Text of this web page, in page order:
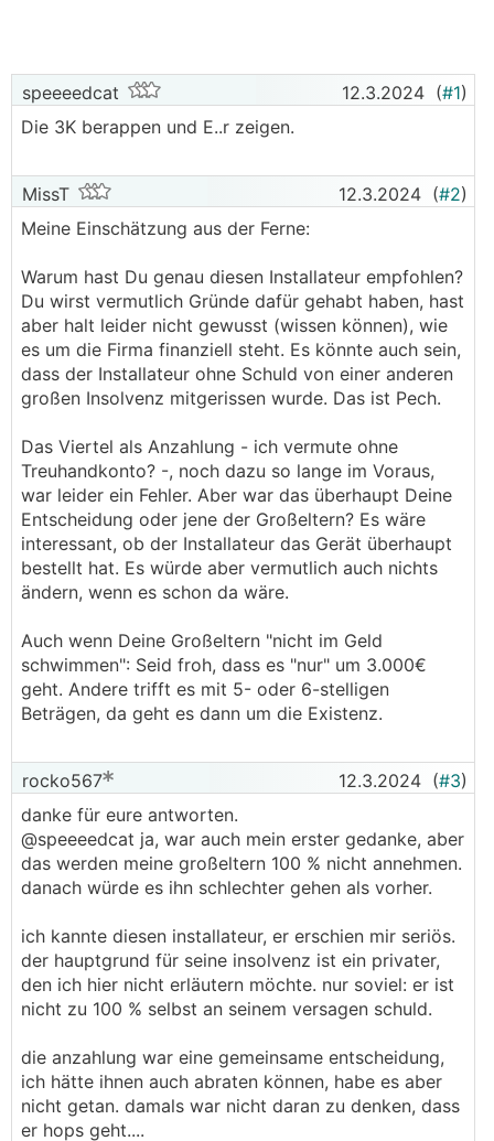
speeeedcat 12.3.2024 (#1)
Die 3K berappen und E..r zeigen.
MissT 12.3.2024 (#2)
Meine Einschätzung aus der Ferne:
Warum hast Du genau diesen Installateur empfohlen?
Du wirst vermutlich Gründe dafür gehabt haben, hast
aber halt leider nicht gewusst (wissen können), wie
es um die Firma finanziell steht. Es könnte auch sein,
dass der Installateur ohne Schuld von einer anderen
großen Insolvenz mitgerissen wurde. Das ist Pech.
Das Viertel als Anzahlung - ich vermute ohne
Treuhandkonto? -, noch dazu so lange im Voraus,
war leider ein Fehler. Aber war das überhaupt Deine
Entscheidung oder jene der Großeltern? Es wäre
interessant, ob der Installateur das Gerät überhaupt
bestellt hat. Es würde aber vermutlich auch nichts
ändern, wenn es schon da wäre.
Auch wenn Deine Großeltern "nicht im Geld
schwimmen": Seid froh, dass es "nur" um 3.000€
geht. Andere trifft es mit 5- oder 6-stelligen
Beträgen, da geht es dann um die Existenz.
rocko567 12.3.2024 (#3)
danke für eure antworten.
@speeeedcat ja, war auch mein erster gedanke, aber
das werden meine großeltern 100 % nicht annehmen.
danach würde es ihn schlechter gehen als vorher.
ich kannte diesen installateur, er erschien mir seriös.
der hauptgrund für seine insolvenz ist ein privater,
den ich hier nicht erläutern möchte. nur soviel: er ist
nicht zu 100 % selbst an seinem versagen schuld.
die anzahlung war eine gemeinsame entscheidung,
ich hätte ihnen auch abraten können, habe es aber
nicht getan. damals war nicht daran zu denken, dass
er hops geht....